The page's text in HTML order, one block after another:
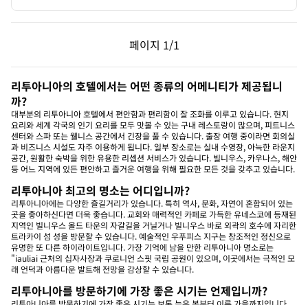
페이지 1/1
이전 페이지, 1/1
페이지 1/1
리투아니아의 호텔에서는 어떤 종류의 어메니티가 제공됩니
까?
대부분의 리투아니아 호텔에서 편안함과 편리함이 잘 조화를 이루고 있습니다. 현지
요리와 세계 각국의 인기 요리를 모두 맛볼 수 있는 구내 레스토랑이 많으며, 피트니스
센터와 스파 또는 웰니스 공간에서 긴장을 풀 수 있습니다. 출장 여행 중이라면 회의실
과 비즈니스 시설도 자주 이용하게 됩니다. 일부 장소로는 실내 수영장, 아늑한 라운지
공간, 원활한 숙박을 위한 유용한 리셉션 서비스가 있습니다. 빌니우스, 카우나스, 해안
등 어느 지역에 있든 편안하고 즐거운 여행을 위해 필요한 모든 것을 갖추고 있습니다.
리투아니아 최고의 명소는 어디입니까?
리투아니아에는 다양한 즐길거리가 있습니다. 특히 역사, 문화, 자연이 혼합되어 있는
곳을 좋아하신다면 더욱 좋습니다. 교회와 매력적인 카페로 가득한 유네스코에 등재된
지역인 빌니우스 올드 타운의 자갈길을 거닐거나 빌니우스 바로 외곽의 호수에 자리한
트라카이 섬 성을 방문할 수 있습니다. 예술적인 우푸피스 지구는 창조적인 정신으로
유명한 또 다른 하이라이트입니다. 가장 기억에 남을 만한 리투아니아 명소로는
"iauliai 근처의 십자사장과 쿠로니언 스핏 국립 공원이 있으며, 이곳에서는 극적인 모
래 언덕과 아름다운 발트해 전망을 감상할 수 있습니다.
리투아니아를 방문하기에 가장 좋은 시기는 언제입니까?